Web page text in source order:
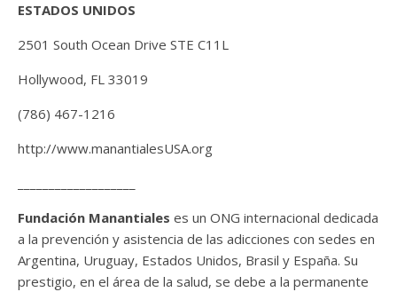
ESTADOS UNIDOS
2501 South Ocean Drive STE C11L
Hollywood, FL 33019
(786) 467-1216
http://www.manantialesUSA.org
Fundación Manantiales es un ONG internacional dedicada
a la prevención y asistencia de las adicciones con sedes en
Argentina, Uruguay, Estados Unidos, Brasil y España. Su
prestigio, en el área de la salud, se debe a la permanente